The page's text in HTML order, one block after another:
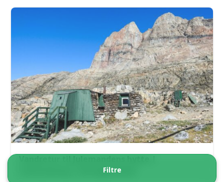
Uummannaq | Nordgrønland
Filtre